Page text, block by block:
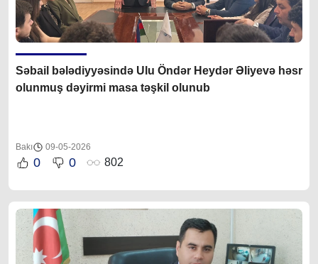
Səbail bələdiyyəsində Ulu Öndər Heydər Əliyevə həsr
olunmuş dəyirmi masa təşkil olunub
Bakı 09-05-2026
0 0 802